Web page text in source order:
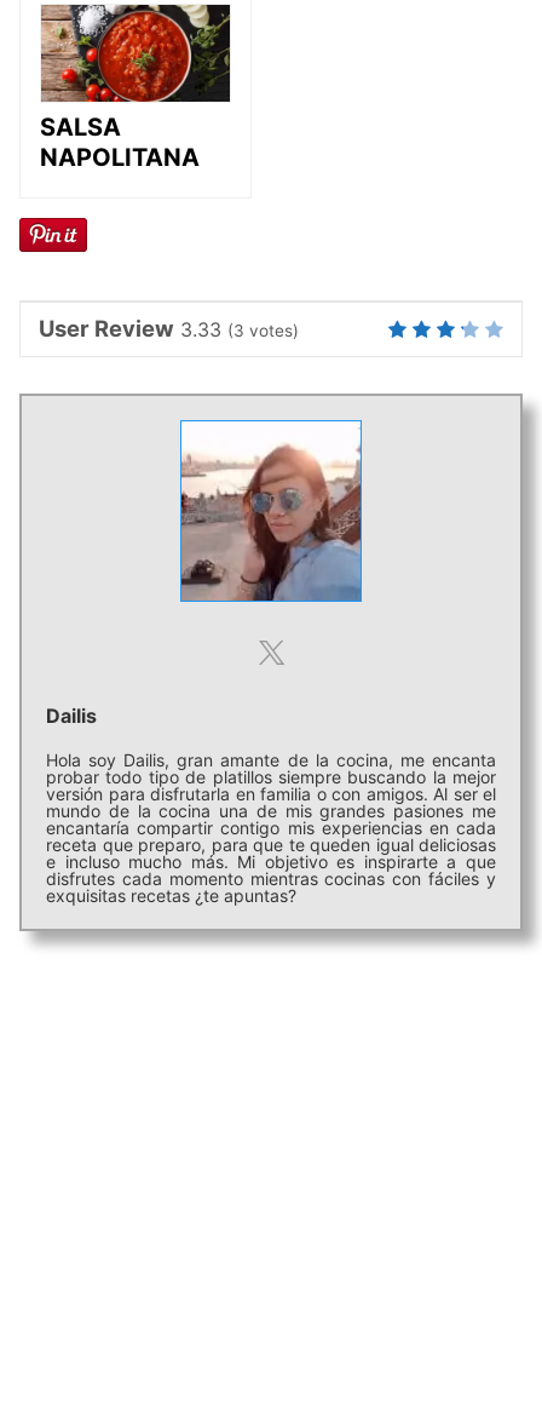
SALSA
NAPOLITANA
User Review 3.33 (3 votes)
Dailis
Hola soy Dailis, gran amante de la cocina, me encanta
probar todo tipo de platillos siempre buscando la mejor
versión para disfrutarla en familia o con amigos. Al ser el
mundo de la cocina una de mis grandes pasiones me
encantaría compartir contigo mis experiencias en cada
receta que preparo, para que te queden igual deliciosas
e incluso mucho más. Mi objetivo es inspirarte a que
disfrutes cada momento mientras cocinas con fáciles y
exquisitas recetas ¿te apuntas?